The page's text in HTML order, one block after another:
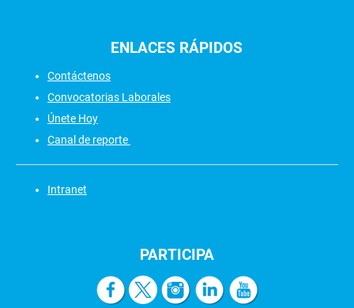
ENLACES RÁPIDOS
Contáctenos
Convocatorias Laborales
Únete Hoy
Canal de reporte
Intranet
PARTICIPA